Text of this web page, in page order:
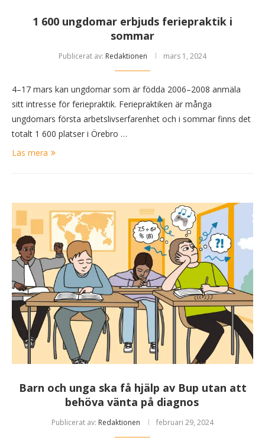
1 600 ungdomar erbjuds feriepraktik i
sommar
Publicerat av: Redaktionen mars 1, 2024
4–17 mars kan ungdomar som är födda 2006–2008 anmäla
sitt intresse för feriepraktik. Feriepraktiken är många
ungdomars första arbetslivserfarenhet och i sommar finns det
totalt 1 600 platser i Örebro …
Läs mera
Barn och unga ska få hjälp av Bup utan att
behöva vänta på diagnos
Publicerat av: Redaktionen februari 29, 2024